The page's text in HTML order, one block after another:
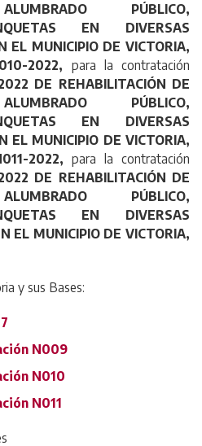
PÚBLICO,
EN DIVERSAS
EL MUNICIPIO DE VICTORIA,
2022, para la contratación
DE REHABILITACIÓN DE
PÚBLICO,
EN DIVERSAS
EL MUNICIPIO DE VICTORIA,
2022, para la contratación
DE REHABILITACIÓN DE
PÚBLICO,
EN DIVERSAS
EL MUNICIPIO DE VICTORIA,
y sus Bases:
N009
N010
N011